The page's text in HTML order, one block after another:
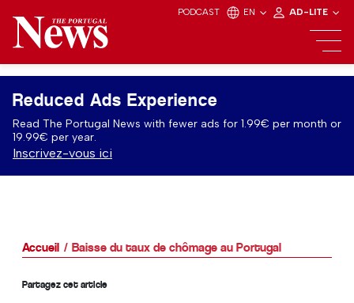
PODCAST EN AD-LITE
Reduced Ads Experience
Read The Portugal News with fewer ads for 1.99€ per month or
19.99€ per year.
Inscrivez-vous ici
Accueil Baisse du taux de chômage au Portugal
Partagez cet article